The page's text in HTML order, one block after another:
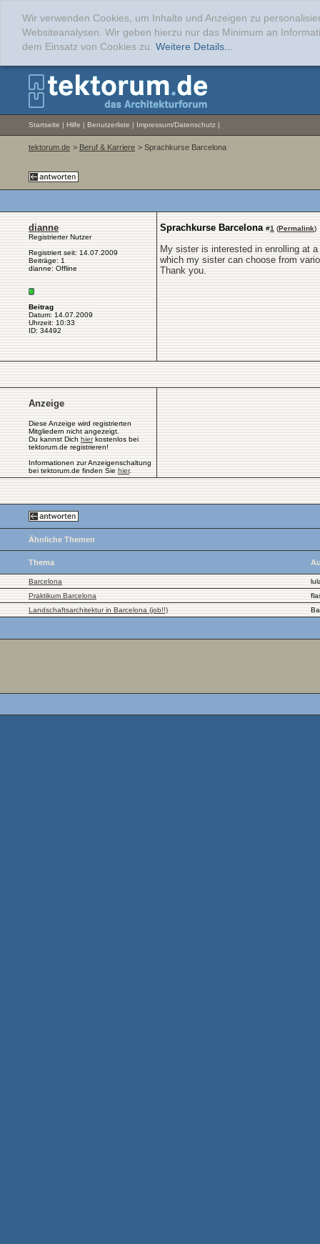
Wir verwenden Cookies, um Inhalte und Anzeigen zu
Websiteanalysen. Wir geben hierzu nur das Minimum an
dem Einsatz von Cookies zu. Weitere Details...
Startseite | Hilfe | Benutzerliste | Impressum/Datenschutz |
tektorum.de > Beruf & Karriere > Sprachkurse Barcelona
dianne
Registrierter Nutzer
Registriert seit: 14.07.2009
Beiträge: 1
dianne: Offline
Beitrag
Datum: 14.07.2009
Uhrzeit: 10:33
ID: 34492
Sprachkurse Barcelona #1 (Permalink)
My sister is interested in enrolling at a
which my sister can choose from
Thank you.
Anzeige
Diese Anzeige wird registrierten
Mitgliedern nicht angezeigt.
Du kannst Dich hierkostenlos bei
tektorum.de registrieren!
Informationen zur Anzeigenschaltung
bei tektorum.de finden Sie hier.
Ähnliche Themen
Thema
Barcelona
Praktikum Barcelona
Landschaftsarchitektur in Barcelona (job!!)